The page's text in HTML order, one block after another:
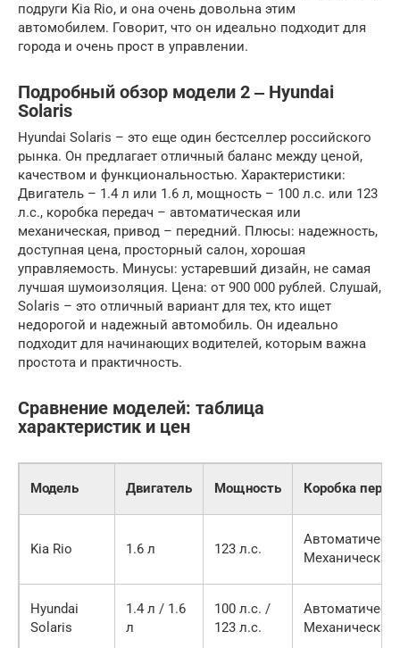
подруги Kia Rio, и она очень довольна этим
автомобилем. Говорит, что он идеально подходит для
города и очень прост в управлении.
Подробный обзор модели 2 ‒ Hyundai
Solaris
Hyundai Solaris – это еще один бестселлер российского
рынка. Он предлагает отличный баланс между ценой,
качеством и функциональностью. Характеристики:
Двигатель – 1.4 л или 1.6 л, мощность – 100 л.с. или 123
л.с., коробка передач – автоматическая или
механическая, привод – передний. Плюсы: надежность,
доступная цена, просторный салон, хорошая
управляемость. Минусы: устаревший дизайн, не самая
лучшая шумоизоляция. Цена: от 900 000 рублей. Слушай,
Solaris – это отличный вариант для тех, кто ищет
недорогой и надежный автомобиль. Он идеально
подходит для начинающих водителей, которым важна
простота и практичность.
Сравнение моделей: таблица
характеристик и цен
Модель Двигатель Мощность Коробка
Kia Rio 1.6 л 123 л.с.
Механическая
Hyundai
Solaris
1.4 л / 1.6
л
100 л.с. /
123 л.с.
Механическая